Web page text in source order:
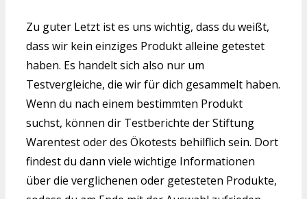
Zu guter Letzt ist es uns wichtig, dass du weißt,
dass wir kein einziges Produkt alleine getestet
haben. Es handelt sich also nur um
Testvergleiche, die wir für dich gesammelt haben.
Wenn du nach einem bestimmten Produkt
suchst, können dir Testberichte der Stiftung
Warentest oder des Ökotests behilflich sein. Dort
findest du dann viele wichtige Informationen
über die verglichenen oder getesteten Produkte,